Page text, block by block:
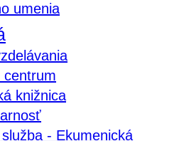
umenia
centrum
knižnica
- Ekumenická